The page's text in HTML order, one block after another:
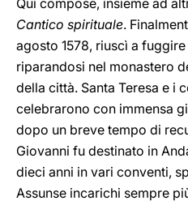
Qui compose, insieme ad
Cantico spirituale.
agosto 1578, riuscì a
riparandosi nel monastero
della città. Santa Teresa e i
celebrarono con immensa
dopo un breve tempo di
Giovanni fu destinato in
dieci anni in vari conventi,
Assunse incarichi sempre